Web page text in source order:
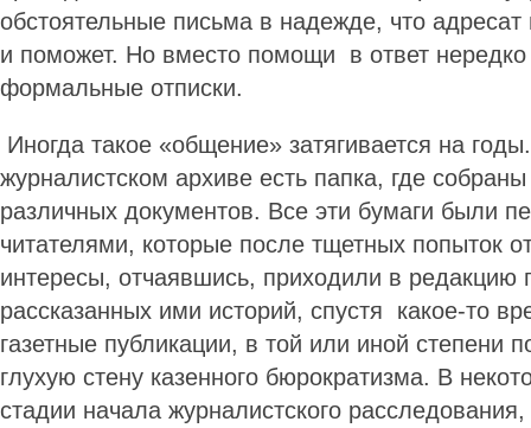
обстоятельные письма в надежде, что адресат
и поможет. Но вместо помощи в ответ
формальные отписки.
Иногда такое «общение» затягивается на
журналистском архиве есть папка, где
различных документов. Все эти бумаги были
читателями, которые после тщетных попыток
интересы, отчаявшись, приходили в редакцию
рассказанных ими историй, спустя какое-то
газетные публикации, в той или иной степени
глухую стену казенного бюрократизма. В
стадии начала журналистского